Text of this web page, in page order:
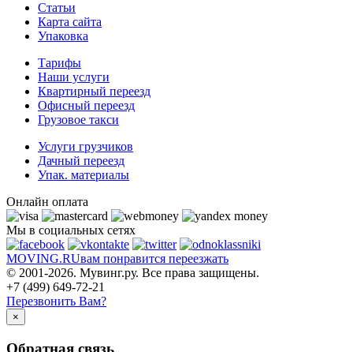
Статьи
Карта сайта
Упаковка
Тарифы
Наши услуги
Квартирный переезд
Офисный переезд
Грузовое такси
Услуги грузчиков
Дачный переезд
Упак. материалы
Онлайн оплата
Мы в социальных сетях
MOVING.RUвам понравится переезжать
© 2001-2026. Мувинг.ру. Все права защищены.
+7 (499) 649-72-21
Перезвонить Вам?
×
Обратная связь